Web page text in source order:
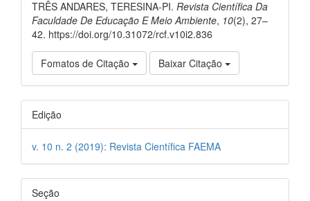
TRÊS ANDARES, TERESINA-PI. Revista Científica Da
Faculdade De Educação E Meio Ambiente, 10(2), 27–
42. https://doi.org/10.31072/rcf.v10i2.836
Fomatos de Citação Baixar Citação
Edição
v. 10 n. 2 (2019): Revista Científica FAEMA
Seção